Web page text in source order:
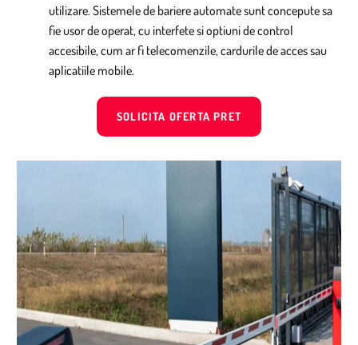
utilizare. Sistemele de bariere automate sunt concepute sa
fie usor de operat, cu interfete si optiuni de control
accesibile, cum ar fi telecomenzile, cardurile de acces sau
aplicatiile mobile.
SOLICITA OFERTA PRET